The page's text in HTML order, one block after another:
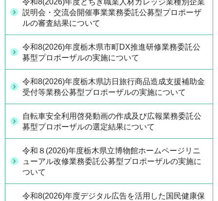
令和8(2026)年度とちぎ職業人材カレッジ業種別企業
説明会・交流会開催事業業務委託公募型プロポーザ
ルの審査結果について
令和8(2026)年度栃木県市町DX推進研修業務委託公
募型プロポーザルの実施について
令和8(2026)年度栃木県訪日旅行商品造成支援補助金
受付等業務公募型プロポーザルの実施について
自転車安全利用啓発動画の作成及び広報業務委託公
募型プロポーザルの選定結果について
令和８(2026)年度栃木県立博物館ホームページリニ
ューアル改修業務委託公募型プロポーザルの実施に
ついて
令和8(2026)年度デジタル広告を活用した国民健康保